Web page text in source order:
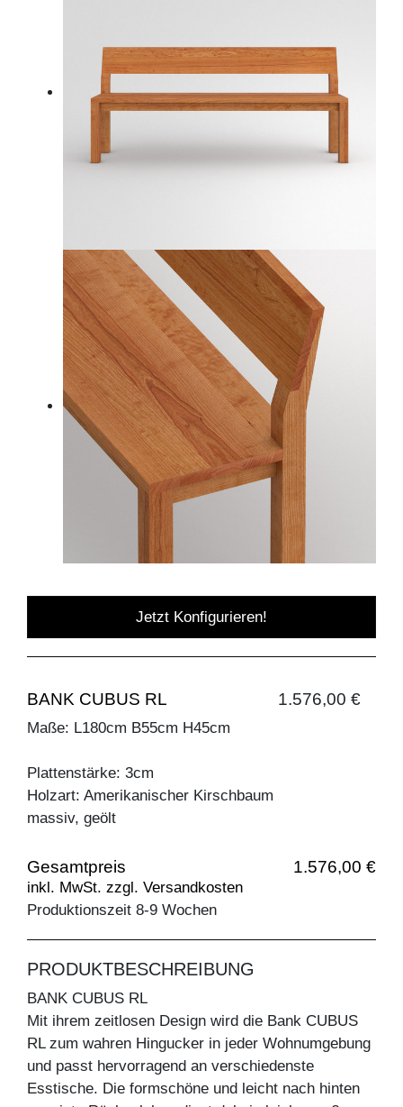
Jetzt Konfigurieren!
BANK CUBUS RL 1.576,00 €
Maße: L180cm B55cm H45cm
Plattenstärke: 3cm
Holzart: Amerikanischer Kirschbaum
massiv, geölt
Gesamtpreis 1.576,00 €
inkl. MwSt. zzgl. Versandkosten
Produktionszeit 8-9 Wochen
PRODUKTBESCHREIBUNG
BANK CUBUS RL
Mit ihrem zeitlosen Design wird die Bank CUBUS
RL zum wahren Hingucker in jeder Wohnumgebung
und passt hervorragend an verschiedenste
Esstische. Die formschöne und leicht nach hinten